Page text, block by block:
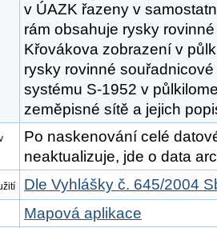
v ÚAZK řazeny v
rám obsahuje rysky
Křovákova zobrazení v
rysky rovinné
systému S-1952 v
zeměpisné sítě a jejich
Po naskenování celé
neaktualizuje, jde o data
Dle Vyhlášky č. 645/2004
Mapová aplikace